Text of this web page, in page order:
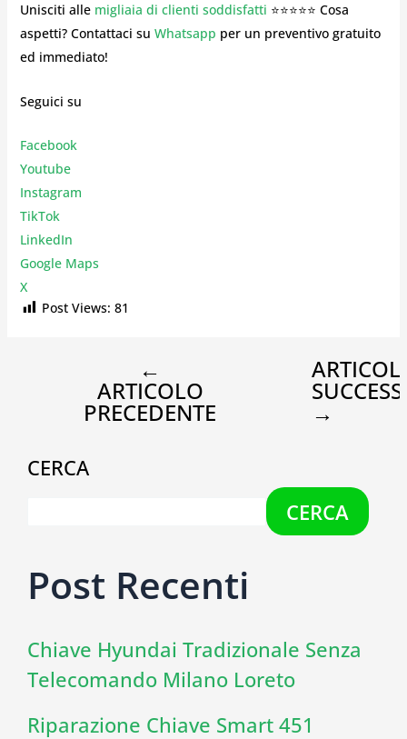
Unisciti alle migliaia di clienti soddisfatti ⭐⭐⭐⭐⭐ Cosa
aspetti? Contattaci su Whatsapp per un preventivo gratuito
ed immediato!
Seguici su
Facebook
Youtube
Instagram
TikTok
LinkedIn
Google Maps
X
Post Views: 81
←
ARTICOLO
PRECEDENTE →
CERCA
CERCA
Post Recenti
Chiave Hyundai Tradizionale Senza
Telecomando Milano Loreto
Riparazione Chiave Smart 451